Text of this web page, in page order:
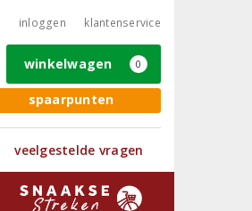
inloggen klantenservice
spaarpunten
winkelwagen 0
veelgestelde vragen